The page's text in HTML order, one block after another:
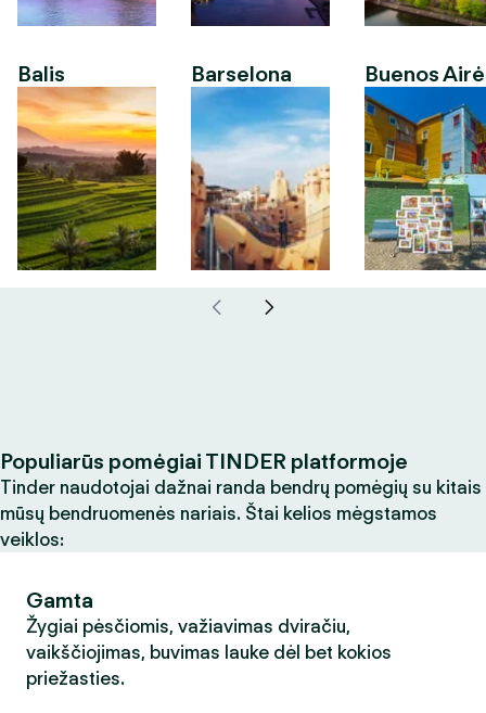
Balis Barselona Buenos
Populiarūs pomėgiai TINDER platformoje
Tinder naudotojai dažnai randa bendrų pomėgių su kitais
mūsų bendruomenės nariais. Štai kelios mėgstamos
veiklos:
Gamta
Žygiai pėsčiomis, važiavimas dviračiu,
vaikščiojimas, buvimas lauke dėl bet kokios
priežasties.